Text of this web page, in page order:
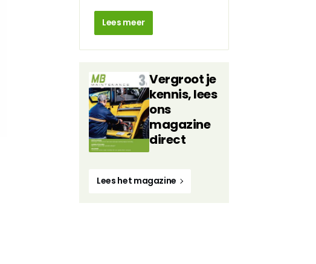
Lees meer
Vergroot je
kennis, lees
ons
magazine
direct
Lees het magazine